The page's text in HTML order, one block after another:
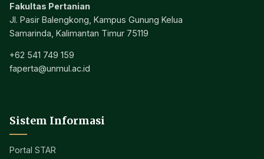
Fakultas Pertanian
Jl. Pasir Balengkong, Kampus Gunung Kelua
Samarinda, Kalimantan Timur 75119
+62 541 749 159
faperta@unmul.ac.id
Sistem Informasi
Portal STAR